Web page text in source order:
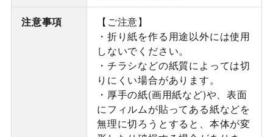
注意事項
【ご注意】
・折り紙を作る用途以外には使用
しないでください。
・チラシなどの紙質によっては切
りにくい場合があります。
・厚手の紙(画用紙など)や、表面
にフィルムが貼ってある紙などを
無理に切ろうとすると、本体が変